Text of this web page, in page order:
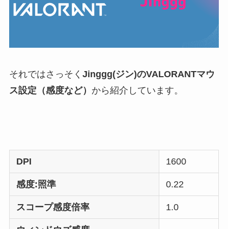
それではさっそく Jinggg(ジン)のVALORANTマウ
ス設定（感度など） から紹介しています。
DPI 1600
感度:照準 0.22
スコープ感度倍率 1.0